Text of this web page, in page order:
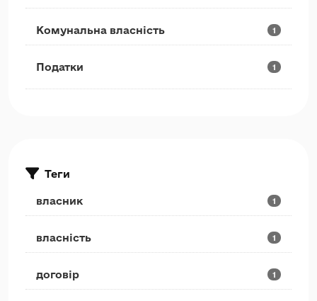
Комунальна власність 1
Податки 1
Теги
власник 1
власність 1
договір 1